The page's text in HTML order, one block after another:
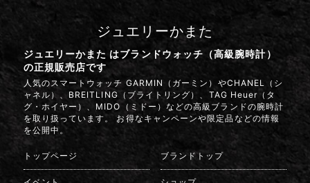
ジュエリーかまた
ジュエリーかまた はブランドウォッチ（高級腕時計）
の正規販売店です
人気のスマートウォッチ GARMIN（ガーミン）やCHANEL（シ
ャネル）、BREITLING（ブライトリング）、TAG Heuer（タ
グ・ホイヤー）、MIDO（ミドー）などの高級ブランドの腕時計
を取り扱っています。 お得なキャンペーンや限定品などの情報
を公開中。
トップページ ブランドトップ